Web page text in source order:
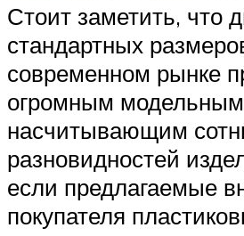
Стоит заметить, что
стандартных
современном рынке
огромным
насчитывающим
разновидностей
если предлагаемые
покупателя